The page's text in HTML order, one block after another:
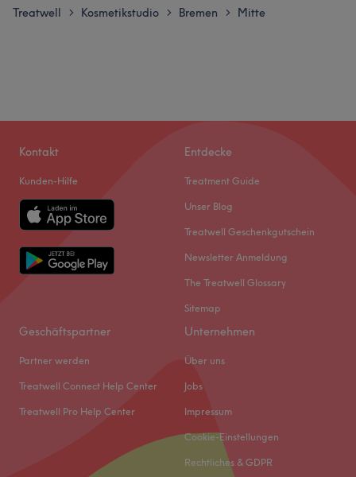
Treatwell > Kosmetikstudio > Bremen > Mitte
Kontakt
Kunden-Hilfe
Entdecke
Treatment Guide
Unser Blog
Treatwell Geschenkgutschein
Newsletter Anmeldung
The Treatwell Glossary
Sitemap
Geschäftspartner
Partner werden
Treatwell Connect Help Center
Treatwell Pro Help Center
Unternehmen
Über uns
Jobs
Impressum
Cookie-Einstellungen
Rechtliches & GDPR